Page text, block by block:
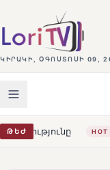
ԿԻՐԱԿԻ, ՕԳՈՍՏՈՍԻ 09,
ԹԵԺ«Հայաստանն ու